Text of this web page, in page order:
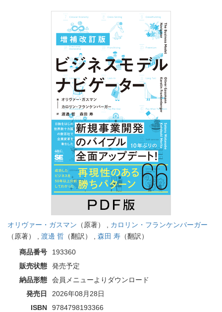
オリヴァー・ガスマン （原著） , カロリン・フランケンバーガー
（原著） , 渡邊 哲 （翻訳） , 森田 寿 （翻訳）
商品番号
193360
販売状態
発売予定
納品形態
会員メニューよりダウンロード
発売日
2026年08月28日
ISBN
9784798193366